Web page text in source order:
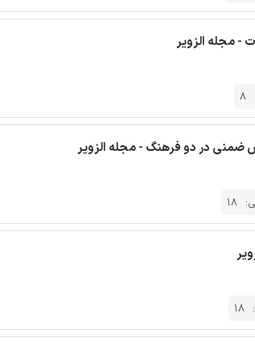
- مجله الزویر
8
ضمنی در دو فرهنگ - مجله الزویر
18
18